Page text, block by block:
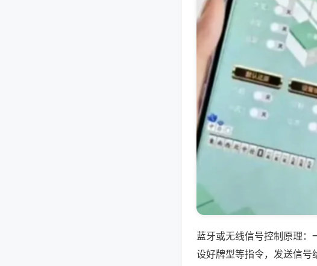
蓝牙或无线信号控制原理
设好牌型等指令，发送信号